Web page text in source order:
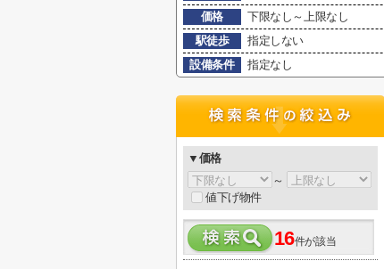
価格
下限なし～上限なし
駅徒歩
指定しない
設備条件
指定なし
▼価格
～
値下げ物件
16件が該当